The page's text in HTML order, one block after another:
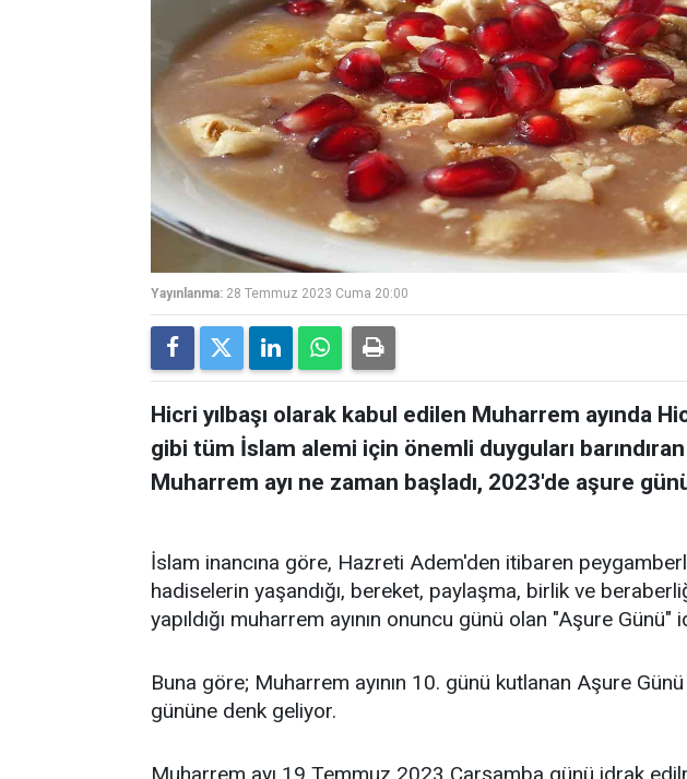
Yayınlanma: 28 Temmuz 2023 Cuma 20:00
Hicri yılbaşı olarak kabul edilen Muharrem ayında
gibi tüm İslam alemi için önemli duyguları
Muharrem ayı ne zaman başladı, 2023'de aşure
İslam inancına göre, Hazreti Adem'den itibaren
hadiselerin yaşandığı, bereket, paylaşma, birlik ve
yapıldığı muharrem ayının onuncu günü olan "Aşure Günü"
Buna göre; Muharrem ayının 10. günü kutlanan Aşure
gününe denk geliyor.